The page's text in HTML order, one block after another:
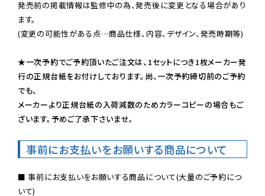
発売前の掲載情報は監修中の為、発売後に変更となる場合があり
ます。
(変更の可能性がある点…商品仕様、内容、デザイン、発売時期等)
★一次予約でご予約頂いたご注文は、1セットにつき1枚メーカー発
行の正規台紙をお付けしております。尚、一次予約締切前のご予約
でも、
メーカーより正規台紙の入荷減数のためカラーコピーの場合もご
ざいます。予めご了承下さいませ。
事前にお支払いをお願いする商品について
■ 事前にお支払いをお願いする商品について(大量のご予約につ
いて)